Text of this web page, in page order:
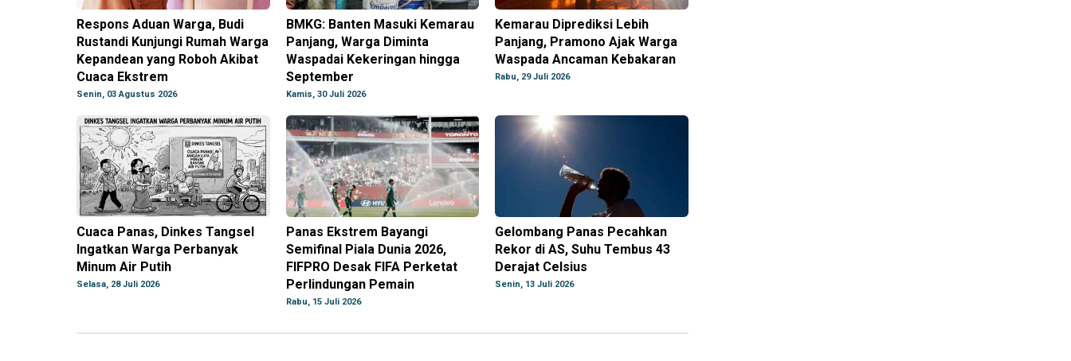
Respons Aduan Warga, Budi
Rustandi Kunjungi Rumah Warga
Kepandean yang Roboh Akibat
Cuaca Ekstrem
Senin, 03 Agustus 2026
BMKG: Banten Masuki Kemarau
Panjang, Warga Diminta
Waspadai Kekeringan hingga
September
Kamis, 30 Juli 2026
Kemarau Diprediksi Lebih
Panjang, Pramono Ajak Warga
Waspada Ancaman Kebakaran
Rabu, 29 Juli 2026
Cuaca Panas, Dinkes Tangsel
Ingatkan Warga Perbanyak
Minum Air Putih
Selasa, 28 Juli 2026
Panas Ekstrem Bayangi
Semifinal Piala Dunia 2026,
FIFPRO Desak FIFA Perketat
Perlindungan Pemain
Rabu, 15 Juli 2026
Gelombang Panas Pecahkan
Rekor di AS, Suhu Tembus 43
Derajat Celsius
Senin, 13 Juli 2026